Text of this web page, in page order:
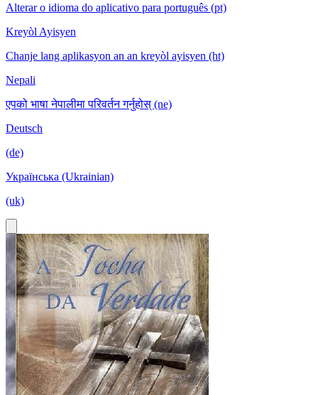
Alterar o idioma do aplicativo para português (pt)
Kreyòl Ayisyen
Chanje lang aplikasyon an an kreyòl ayisyen (ht)
Nepali
एपको भाषा नेपालीमा परिवर्तन गर्नुहोस् (ne)
Deutsch
(de)
Українська (Ukrainian)
(uk)